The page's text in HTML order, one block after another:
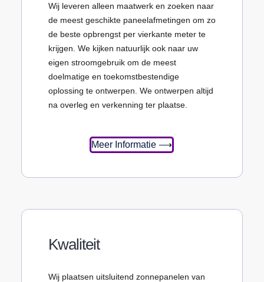
Wij leveren alleen maatwerk en zoeken naar
de meest geschikte paneelafmetingen om zo
de beste opbrengst per vierkante meter te
krijgen. We kijken natuurlijk ook naar uw
eigen stroomgebruik om de meest
doelmatige en toekomstbestendige
oplossing te ontwerpen. We ontwerpen altijd
na overleg en verkenning ter plaatse.
Meer Informatie ⟶
Kwaliteit
Wij plaatsen uitsluitend zonnepanelen van